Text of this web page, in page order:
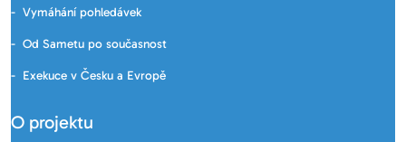
Vymáhání pohledávek
Od Sametu po současnost
Exekuce v Česku a Evropě
O projektu